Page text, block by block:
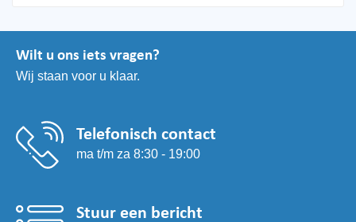
gekozen
worden
productpagina
Wilt u ons iets vragen?
Wij staan voor u klaar.
Telefonisch contact
ma t/m za 8:30 - 19:00
Stuur een bericht